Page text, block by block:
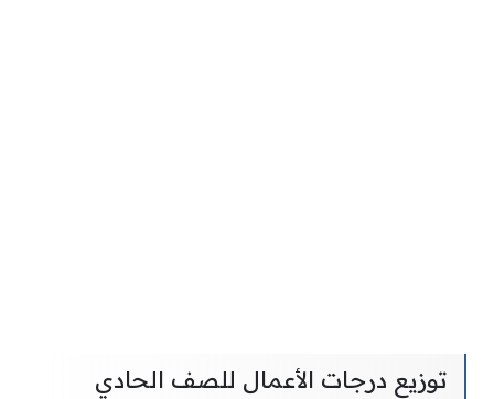
توزيع درجات الأعمال للصف الحادي